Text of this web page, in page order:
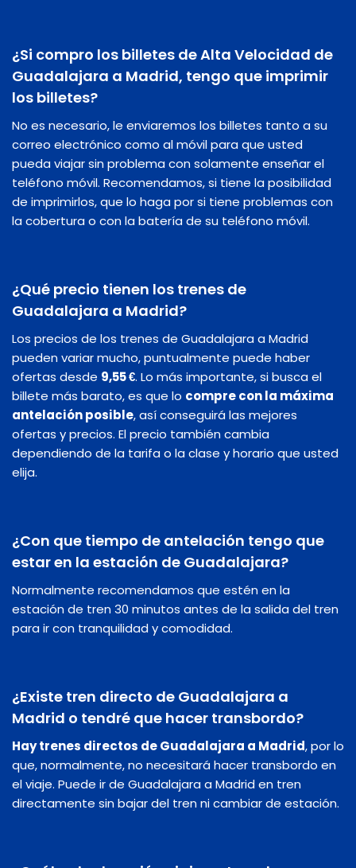
¿Si compro los billetes de Alta Velocidad de
Guadalajara a Madrid, tengo que imprimir
los billetes?
No es necesario, le enviaremos los billetes tanto a su
correo electrónico como al móvil para que usted
pueda viajar sin problema con solamente enseñar el
teléfono móvil. Recomendamos, si tiene la posibilidad
de imprimirlos, que lo haga por si tiene problemas con
la cobertura o con la batería de su teléfono móvil.
¿Qué precio tienen los trenes de
Guadalajara a Madrid?
Los precios de los trenes de Guadalajara a Madrid
pueden variar mucho, puntualmente puede haber
ofertas desde 9,55 €. Lo más importante, si busca el
billete más barato, es que lo compre con la máxima
antelación posible, así conseguirá las mejores
ofertas y precios. El precio también cambia
dependiendo de la tarifa o la clase y horario que usted
elija.
¿Con que tiempo de antelación tengo que
estar en la estación de Guadalajara?
Normalmente recomendamos que estén en la
estación de tren 30 minutos antes de la salida del tren
para ir con tranquilidad y comodidad.
¿Existe tren directo de Guadalajara a
Madrid o tendré que hacer transbordo?
Hay trenes directos de Guadalajara a Madrid, por lo
que, normalmente, no necesitará hacer transbordo en
el viaje. Puede ir de Guadalajara a Madrid en tren
directamente sin bajar del tren ni cambiar de estación.